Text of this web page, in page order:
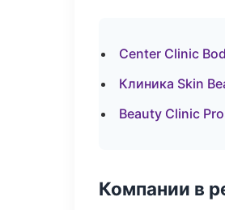
Center Clinic
Клиника Skin
Beauty Clinic
Компании в